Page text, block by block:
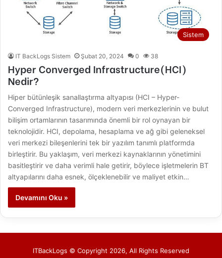
Sistem
IT BackLogs Sistem Şubat 20, 2024 0 38
Hyper Converged Infrastructure(HCI)
Nedir?
Hiper bütünleşik sanallaştırma altyapısı (HCI – Hyper-
Converged Infrastructure), modern veri merkezlerinin ve bulut
bilişim ortamlarının tasarımında önemli bir rol oynayan bir
teknolojidir. HCI, depolama, hesaplama ve ağ gibi geleneksel
veri merkezi bileşenlerini tek bir yazılım tanımlı platformda
birleştirir. Bu yaklaşım, veri merkezi kaynaklarının yönetimini
basitleştirir ve daha verimli hale getirir, böylece işletmelerin BT
altyapılarını daha esnek, ölçeklenebilir ve maliyet etkin…
Devamını Oku »
ITBackLogs © Copyright 2026, All Rights Reserved